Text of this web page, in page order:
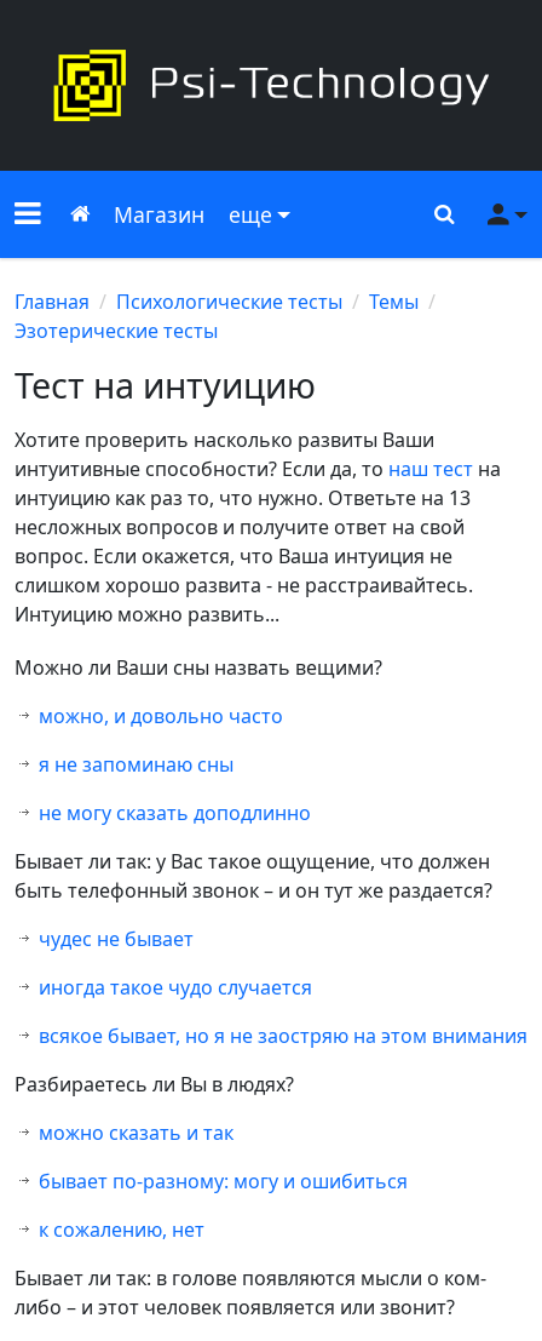
Меню сайта
Главная
Магазин еще Поиск
Главная Психологические тесты
Темы
Эзотерические тесты
Тест на интуицию
Хотите проверить насколько развиты Ваши
интуитивные способности? Если да, то наш тест на
интуицию как раз то, что нужно. Ответьте на 13
несложных вопросов и получите ответ на свой
вопрос. Если окажется, что Ваша интуиция не
слишком хорошо развита - не расстраивайтесь.
Интуицию можно развить...
Можно ли Ваши сны назвать вещими?
можно, и довольно часто
я не запоминаю сны
не могу сказать доподлинно
Бывает ли так: у Вас такое ощущение, что должен
быть телефонный звонок – и он тут же раздается?
чудес не бывает
иногда такое чудо случается
всякое бывает, но я не заостряю на этом внимания
Разбираетесь ли Вы в людях?
можно сказать и так
бывает по-разному: могу и ошибиться
к сожалению, нет
Бывает ли так: в голове появляются мысли о ком-
либо – и этот человек появляется или звонит?